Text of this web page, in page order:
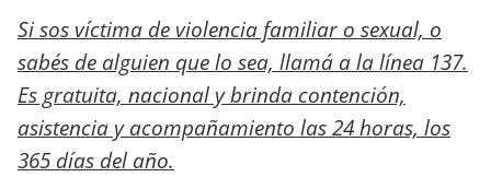
Si sos víctima de violencia familiar o sexual, o
sabés de alguien que lo sea, llamá a la línea 137.
Es gratuita, nacional y brinda contención,
asistencia y acompañamiento las 24 horas, los
365 días del año.